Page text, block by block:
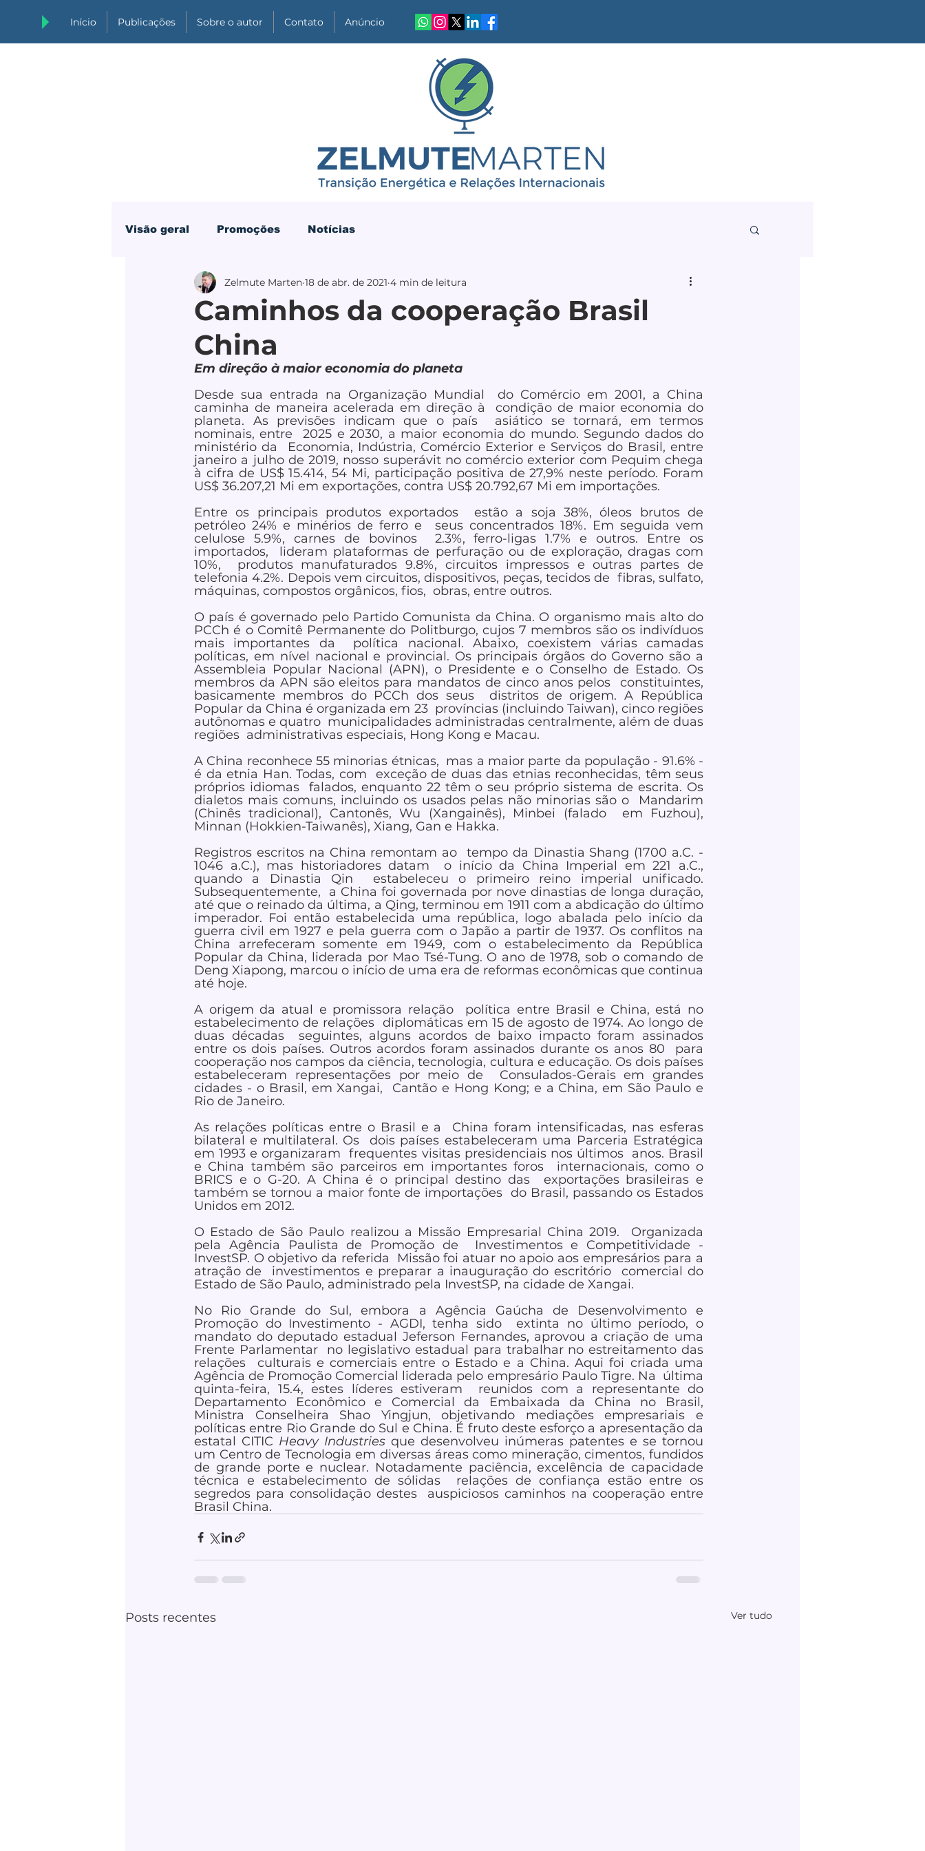
Início Publicações Sobre o autor Contato Anúncio
Visão geral Promoções Notícias
Caminhos da cooperação Brasil
China
Zelmute Marten 18 de abr. de 2021 4 min de leitura
Em direção à maior economia do planeta
Desde sua entrada na Organização Mundial  do Comércio em 2001, a China
caminha de maneira acelerada em direção à  condição de maior economia do
planeta. As previsões indicam que o país  asiático se tornará, em termos
nominais, entre  2025 e 2030, a maior economia do mundo. Segundo dados do
ministério da  Economia, Indústria, Comércio Exterior e Serviços do Brasil, entre
janeiro a julho de 2019, nosso superávit no comércio exterior com Pequim chega
à cifra de US$ 15.414, 54 Mi, participação positiva de 27,9% neste período. Foram
US$ 36.207,21 Mi em exportações, contra US$ 20.792,67 Mi em importações.
Entre os principais produtos exportados  estão a soja 38%, óleos brutos de
petróleo 24% e minérios de ferro e  seus concentrados 18%. Em seguida vem
celulose 5.9%, carnes de bovinos  2.3%, ferro-ligas 1.7% e outros. Entre os
importados,  lideram plataformas de perfuração ou de exploração, dragas com
10%,  produtos manufaturados 9.8%, circuitos impressos e outras partes de
telefonia 4.2%. Depois vem circuitos, dispositivos, peças, tecidos de  fibras, sulfato,
máquinas, compostos orgânicos, fios,  obras, entre outros.
O país é governado pelo Partido Comunista da China. O organismo mais alto do
PCCh é o Comitê Permanente do Politburgo, cujos 7 membros são os indivíduos
mais importantes da  política nacional. Abaixo, coexistem várias camadas
políticas, em nível nacional e provincial. Os principais órgãos do Governo são a
Assembleia Popular Nacional (APN), o Presidente e o Conselho de Estado. Os
membros da APN são eleitos para mandatos de cinco anos pelos  constituintes,
basicamente membros do PCCh dos seus  distritos de origem. A República
Popular da China é organizada em 23  províncias (incluindo Taiwan), cinco regiões
autônomas e quatro  municipalidades administradas centralmente, além de duas
regiões  administrativas especiais, Hong Kong e Macau.
A China reconhece 55 minorias étnicas,  mas a maior parte da população - 91.6% -
é da etnia Han. Todas, com  exceção de duas das etnias reconhecidas, têm seus
próprios idiomas  falados, enquanto 22 têm o seu próprio sistema de escrita. Os
dialetos mais comuns, incluindo os usados pelas não minorias são o  Mandarim
(Chinês tradicional), Cantonês, Wu (Xangainês), Minbei (falado  em Fuzhou),
Minnan (Hokkien-Taiwanês), Xiang, Gan e Hakka.
Registros escritos na China remontam ao  tempo da Dinastia Shang (1700 a.C. -
1046 a.C.), mas historiadores datam  o início da China Imperial em 221 a.C.,
quando a Dinastia Qin  estabeleceu o primeiro reino imperial unificado.
Subsequentemente,  a China foi governada por nove dinastias de longa duração,
até que o reinado da última, a Qing, terminou em 1911 com a abdicação do último
imperador. Foi então estabelecida uma república, logo abalada pelo início da
guerra civil em 1927 e pela guerra com o Japão a partir de 1937. Os conflitos na
China arrefeceram somente em 1949, com o estabelecimento da República
Popular da China, liderada por Mao Tsé-Tung. O ano de 1978, sob o comando de
Deng Xiapong, marcou o início de uma era de reformas econômicas que continua
até hoje.
A origem da atual e promissora relação  política entre Brasil e China, está no
estabelecimento de relações  diplomáticas em 15 de agosto de 1974. Ao longo de
duas décadas  seguintes, alguns acordos de baixo impacto foram assinados
entre os dois países. Outros acordos foram assinados durante os anos 80  para
cooperação nos campos da ciência, tecnologia, cultura e educação. Os dois países
estabeleceram representações por meio de  Consulados-Gerais em grandes
cidades - o Brasil, em Xangai,  Cantão e Hong Kong; e a China, em São Paulo e
Rio de Janeiro.
As relações políticas entre o Brasil e a  China foram intensificadas, nas esferas
bilateral e multilateral. Os  dois países estabeleceram uma Parceria Estratégica
em 1993 e organizaram  frequentes visitas presidenciais nos últimos  anos. Brasil
e China também são parceiros em importantes foros  internacionais, como o
BRICS e o G-20. A China é o principal destino das  exportações brasileiras e
também se tornou a maior fonte de importações  do Brasil, passando os Estados
Unidos em 2012.
O Estado de São Paulo realizou a Missão Empresarial China 2019.  Organizada
pela Agência Paulista de Promoção de  Investimentos e Competitividade -
InvestSP. O objetivo da referida  Missão foi atuar no apoio aos empresários para a
atração de  investimentos e preparar a inauguração do escritório  comercial do
Estado de São Paulo, administrado pela InvestSP, na cidade de Xangai.
No Rio Grande do Sul, embora a Agência Gaúcha de Desenvolvimento e
Promoção do Investimento - AGDI, tenha sido  extinta no último período, o
mandato do deputado estadual Jeferson Fernandes, aprovou a criação de uma
Frente Parlamentar  no legislativo estadual para trabalhar no estreitamento das
relações  culturais e comerciais entre o Estado e a China. Aqui foi criada uma
Agência de Promoção Comercial liderada pelo empresário Paulo Tigre. Na  última
quinta-feira, 15.4, estes líderes estiveram  reunidos com a representante do
Departamento Econômico e Comercial da Embaixada da China no Brasil,
Ministra Conselheira Shao Yingjun, objetivando mediações empresariais e
políticas entre Rio Grande do Sul e China. É fruto deste esforço a apresentação da
estatal CITIC Heavy Industries que desenvolveu inúmeras patentes e se tornou
um Centro de Tecnologia em diversas áreas como mineração, cimentos, fundidos
de grande porte e nuclear. Notadamente paciência, excelência de capacidade
técnica e estabelecimento de sólidas  relações de confiança estão entre os
segredos para consolidação destes  auspiciosos caminhos na cooperação entre
Brasil China.
Posts recentes Ver tudo